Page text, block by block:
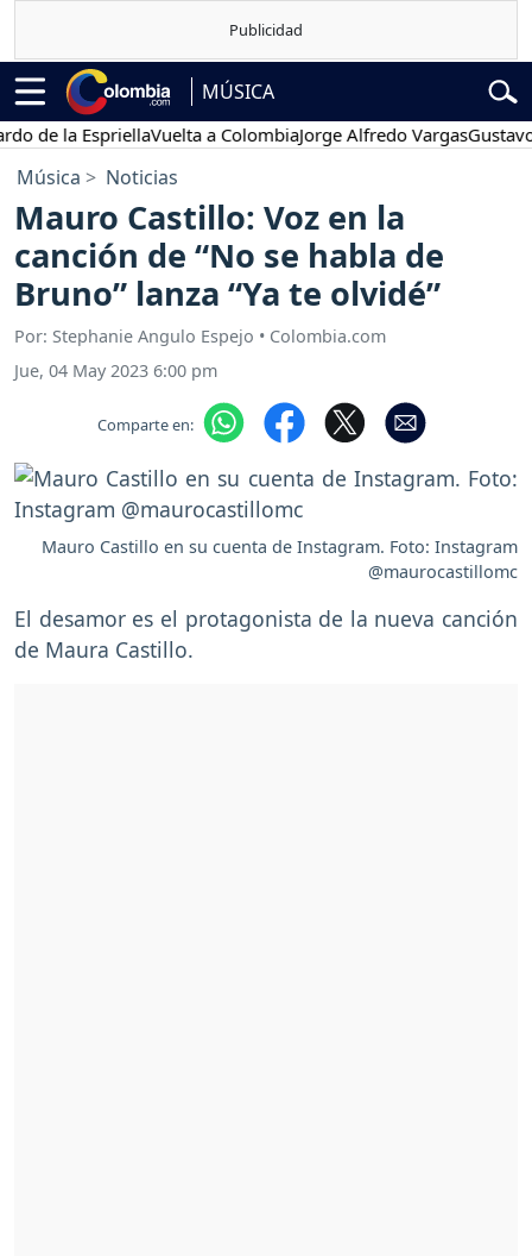
MÚSICA
la EspriellaVuelta a ColombiaJorge Alfredo VargasGustavo
Música Noticias
Mauro Castillo: Voz en la
canción de “No se habla de
Bruno” lanza “Ya te olvidé”
Por: Stephanie Angulo Espejo • Colombia.com
Jue, 04 May 2023 6:00 pm
Comparte en:
Mauro Castillo en su cuenta de Instagram. Foto: Instagram
@maurocastillomc
El desamor es el protagonista de la nueva canción
de Maura Castillo.